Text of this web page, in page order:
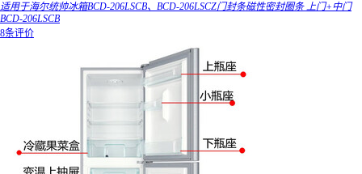
适用于海尔统帅冰箱BCD-206LSCB、BCD-206LSCZ门封条磁性密封圈条 上门+中门
BCD-206LSCB
8条评价